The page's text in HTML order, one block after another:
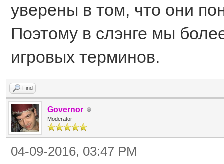
уверены в том, что они
Поэтому в слэнге мы
игровых терминов.
Find
Governor
Moderator
04-09-2016, 03:47 PM